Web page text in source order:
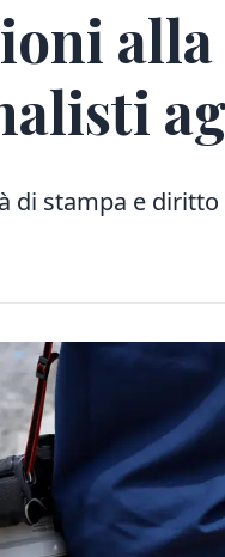
alla
di stampa e